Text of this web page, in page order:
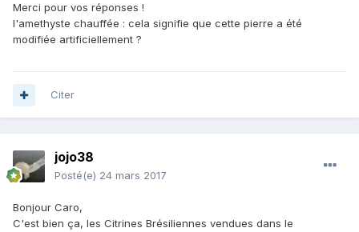
Merci pour vos réponses !
l'amethyste chauffée : cela signifie que cette pierre a été
modifiée artificiellement ?
Citer
jojo38
Posté(e) 24 mars 2017
Bonjour Caro,
C'est bien ça, les Citrines Brésiliennes vendues dans le